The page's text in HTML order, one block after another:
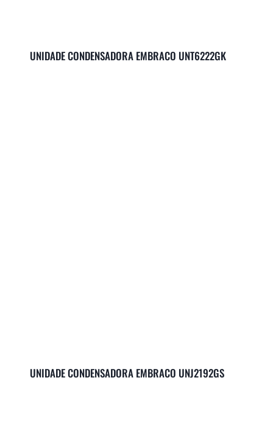
UNIDADE CONDENSADORA EMBRACO UNT6222GK
UNIDADE CONDENSADORA EMBRACO UNJ2192GS